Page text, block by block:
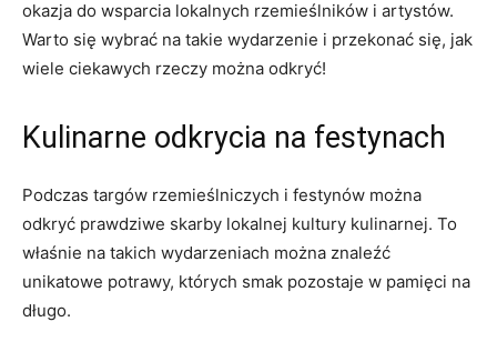
okazja do wsparcia lokalnych rzemieślników i artystów.
Warto się wybrać na takie wydarzenie i przekonać się, jak
wiele ciekawych rzeczy można odkryć!
Kulinarne odkrycia na festynach
Podczas​ targów ​rzemieślniczych i festynów można
odkryć prawdziwe skarby ⁢lokalnej kultury kulinarnej. To
właśnie na takich wydarzeniach można znaleźć⁣
unikatowe potrawy, których smak pozostaje w pamięci na
długo.